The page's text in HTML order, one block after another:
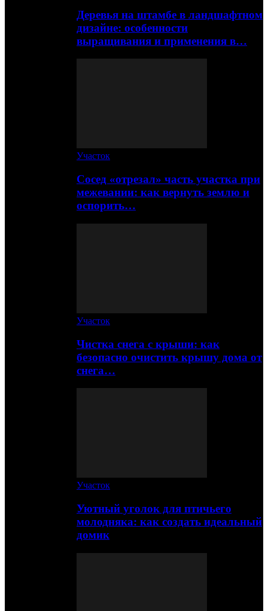
Деревья на штамбе в ландшафтном
дизайне: особенности
выращивания и применения в…
Участок
Сосед «отрезал» часть участка при
межевании: как вернуть землю и
оспорить…
Участок
Чистка снега с крыши: как
безопасно очистить крышу дома от
снега…
Участок
Уютный уголок для птичьего
молодняка: как создать идеальный
домик